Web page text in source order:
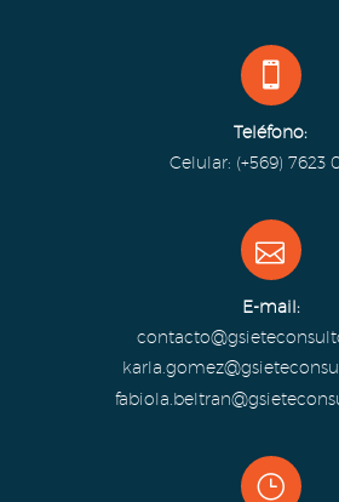


Teléfono:
Celular: (+569) 7623


E-mail:
}
}